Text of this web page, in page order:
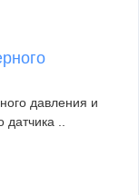
давления и
..